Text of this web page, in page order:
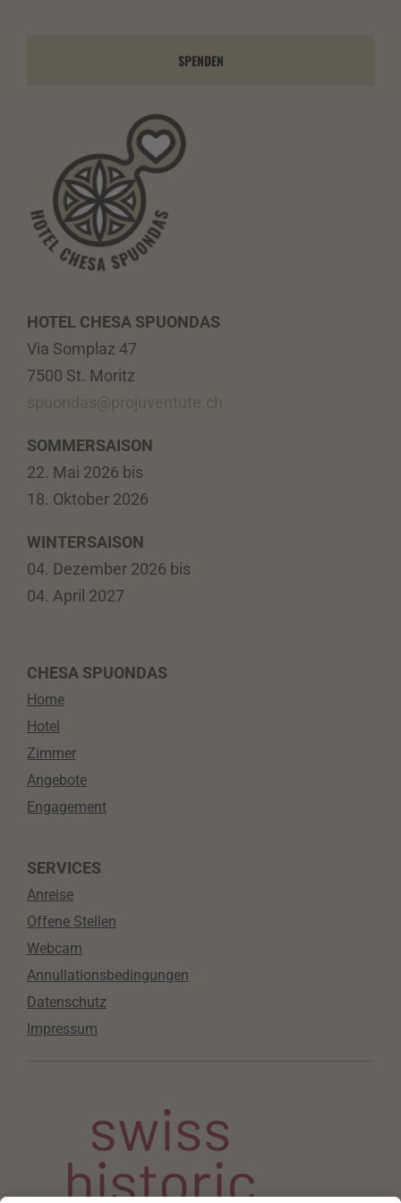
SPENDEN
HOTEL CHESA SPUONDAS
Via Somplaz 47
7500 St. Moritz
spuondas@projuventute.ch
SOMMERSAISON
22. Mai 2026 bis
18. Oktober 2026
WINTERSAISON
04. Dezember 2026 bis
04. April 2027
CHESA SPUONDAS
Home
Hotel
Zimmer
Angebote
Engagement
SERVICES
Anreise
Offene Stellen
Webcam
Annullationsbedingungen
Datenschutz
Impressum